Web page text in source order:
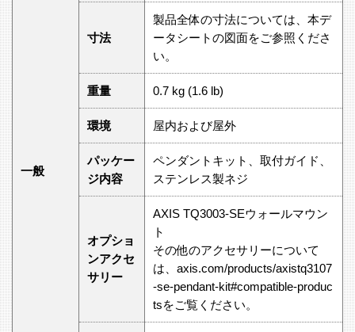
一般
寸法
製品全体の寸法については、本デ
ータシートの図面をご参照くださ
い。
重量 0.7 kg (1.6 lb)
環境 屋内および屋外
パッケー
ジ内容
ペンダントキット、取付ガイド、
ステンレス製ネジ
オプショ
ンアクセ
サリー
AXIS TQ3003-SEウォールマウン
ト
その他のアクセサリーについて
は、axis.com/products/axistq3107
-se-pendant-kit#compatible-produc
tsをご覧ください。